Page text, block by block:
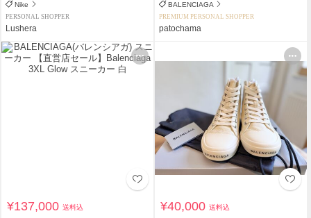
Nike
PERSONAL SHOPPER
Lushera
BALENCIAGA
PREMIUM PERSONAL SHOPPER
patochama
¥137,000送料込 ¥40,000送料込